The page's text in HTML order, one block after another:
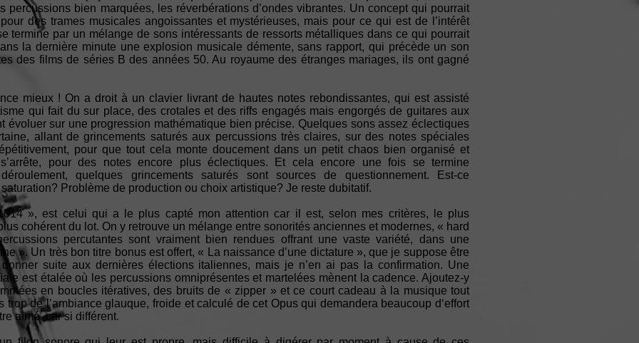
percussions bien marquées, les réverbérations d’ondes vibrantes. Un concept qui pourrait
des trames musicales angoissantes et mystérieuses, mais pour ce qui est de l’intérêt
termine par un mélange de sons intéressants de ressorts métalliques dans ce qui pourrait
la dernière minute une explosion musicale démente, sans rapport, qui précède un son
des films de séries B des années 50. Au royaume des étranges mariages, ils ont gagné
mieux ! On a droit à un clavier livrant de hautes notes rebondissantes, qui est assisté
qui fait du sur place, des crotales et des riffs engagés mais engorgés de guitares aux
évoluer sur une progression mathématique bien précise. Quelques sons assez éclectiques
allant de grincements saturés aux percussions très claires, sur des notes spéciales
pour que tout cela monte doucement dans un petit chaos bien organisé et
pour des notes encore plus éclectiques. Et cela encore une fois se termine
quelques grincements saturés sont sources de questionnement. Est-ce
Problème de production ou choix artistique? Je reste dubitatif.
», est celui qui a le plus capté mon attention car il est, selon mes critères, le plus
cohérent du lot. On y retrouve un mélange entre sonorités anciennes et modernes, « hard
percutantes sont vraiment bien rendues offrant une vaste variété, dans une
». Un très bon titre bonus est offert, « La naissance d’une dictature », que je suppose être
suite aux dernières élections italiennes, mais je n’en ai pas la confirmation. Une
est étalée où les percussions omniprésentes et martelées mènent la cadence. Ajoutez-y
en boucles itératives, des bruits de « zipper » et ce court cadeau à la musique tout
trop de l’ambiance glauque, froide et calculé de cet Opus qui demandera beaucoup d‘effort
aimé, car si différent.